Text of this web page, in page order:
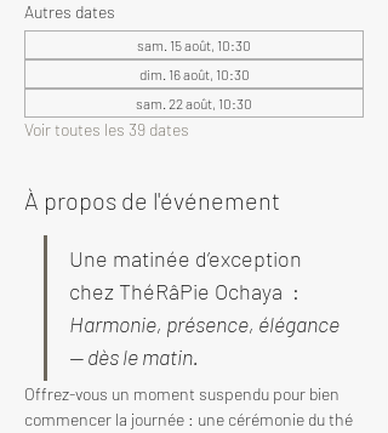
Autres dates
sam. 15 août, 10:30
dim. 16 août, 10:30
sam. 22 août, 10:30
Voir toutes les 39 dates
À propos de l'événement
Une matinée d’exception
chez ThéRâPie Ochaya  :
Harmonie, présence, élégance
— dès le matin.
Offrez-vous un moment suspendu pour bien
commencer la journée : une cérémonie du thé